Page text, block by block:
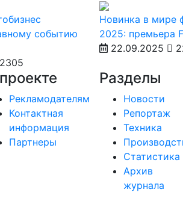
событию
2305
Новинка в мире
2025: премьера
22.09.2025
Рекламодателям
Контактная
информация
Партнеры
Разделы
Новости
Репортаж
Техника
Статистика
Архив
журнала